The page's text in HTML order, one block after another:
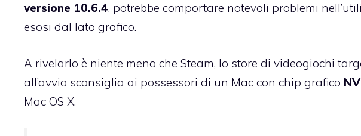
versione 10.6.4, potrebbe comportare notevoli problemi
esosi dal lato grafico.
A rivelarlo è niente meno che Steam, lo store di videogiochi
all’avvio sconsiglia ai possessori di un Mac con chip grafico
Mac OS X.